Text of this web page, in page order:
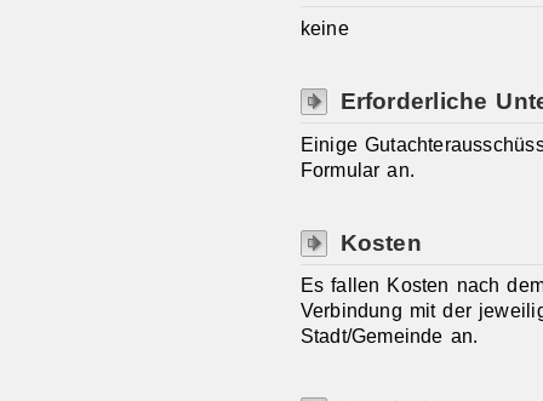
keine
Erforderliche
Einige
Formular an.
Kosten
Es fallen Kosten nach
Verbindung mit der
Stadt/Gemeinde an.